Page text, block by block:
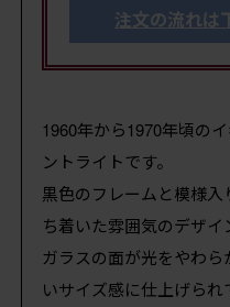
注文の流れは
1960年から1970年頃の
ントライトです。
黒色のフレームと模様
ち着いた雰囲気のデザイ
ガラスの面が光をやわ
いサイズ感に仕上げられ